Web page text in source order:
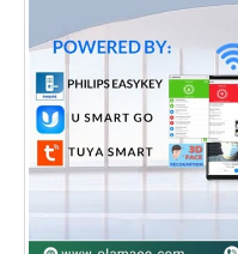
بانک، بیمه و سرمایه
مسکن و ساختمان